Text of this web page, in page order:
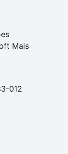
Mais
012